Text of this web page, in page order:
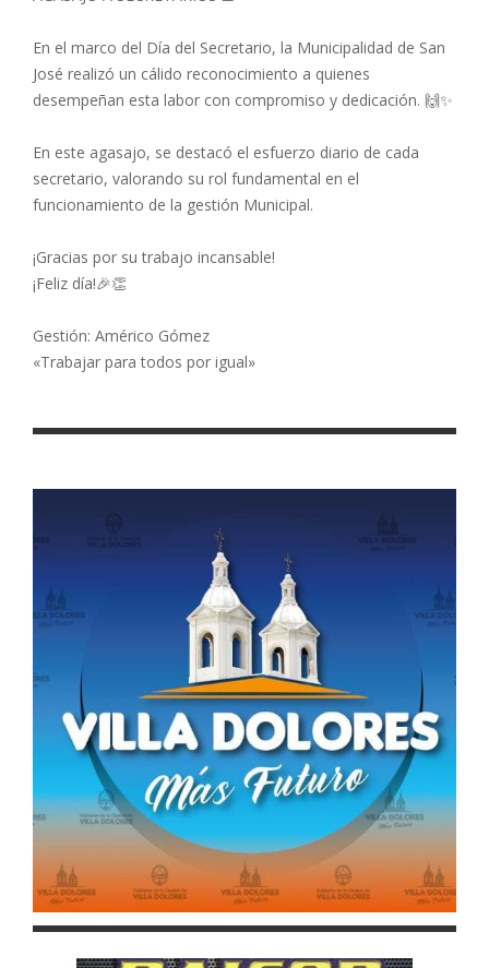
En el marco del Día del Secretario, la Municipalidad de San
José realizó un cálido reconocimiento a quienes
desempeñan esta labor con compromiso y dedicación. 🙌✨
En este agasajo, se destacó el esfuerzo diario de cada
secretario, valorando su rol fundamental en el
funcionamiento de la gestión Municipal.
¡Gracias por su trabajo incansable!
¡Feliz día!🎉👏
Gestión: Américo Gómez
«Trabajar para todos por igual»